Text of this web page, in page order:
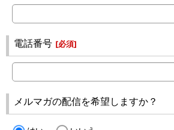
電話番号 [必須]
メルマガの配信を希望しますか？